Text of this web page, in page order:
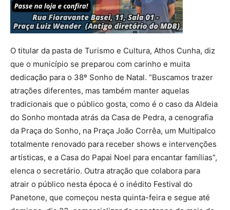
O titular da pasta de Turismo e Cultura, Athos Cunha, diz
que o município se preparou com carinho e muita
dedicação para o 38º Sonho de Natal. “Buscamos trazer
atrações diferentes, mas também manter aquelas
tradicionais que o público gosta, como é o caso da Aldeia
do Sonho montada atrás da Casa de Pedra, a cenografia
da Praça do Sonho, na Praça João Corrêa, um Multipalco
totalmente renovado para receber shows e intervenções
artísticas, e a Casa do Papai Noel para encantar famílias”,
elenca o secretário. Outra atração que colabora para
atrair o público nesta época é o inédito Festival do
Panetone, que começou nesta quinta-feira e segue até